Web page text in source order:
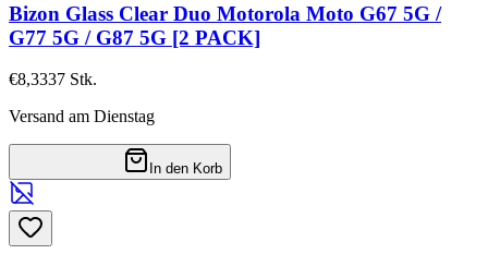
Bizon Glass Clear Duo Motorola Moto G67 5G /
G77 5G / G87 5G [2 PACK]
€8,3337 Stk.
Versand am Dienstag
In den Korb